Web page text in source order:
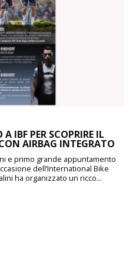
IBF PER SCOPRIRE IL
AIRBAG INTEGRATO
e primo grande appuntamento
dell’International Bike
ha organizzato un ricco...